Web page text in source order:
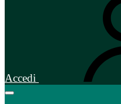
Accedi